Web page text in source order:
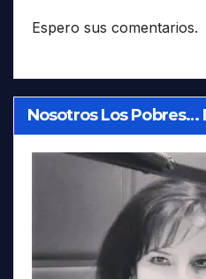
Espero sus comentarios.
Nosotros Los Pobres…